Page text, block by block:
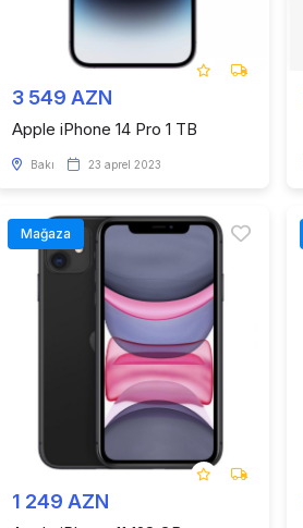
3 549 AZN
Apple iPhone 14 Pro 1 TB
Bakı 23 aprel 2023
Mağaza
1 249 AZN